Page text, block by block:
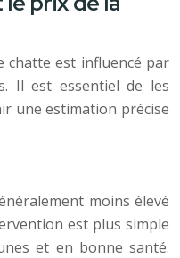
chatte est influencé par
Il est essentiel de les
une estimation précise
moins élevé
est plus simple
et en bonne santé.